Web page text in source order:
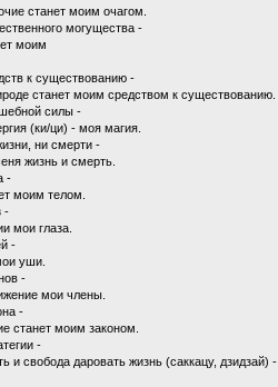
станет моим очагом.
могущества -
моим
к существованию -
станет моим средством к существованию.
силы -
(ки/ци) - моя магия.
ни смерти -
жизнь и смерть.
-
моим телом.
-
мои глаза.
-
уши.
-
мои члены.
-
станет моим законом.
-
и свобода даровать жизнь (саккацу, дзидзай)